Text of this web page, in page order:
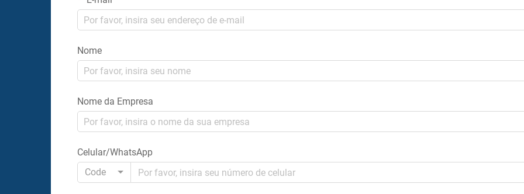
Nome
Nome da Empresa
Celular/WhatsApp
Code